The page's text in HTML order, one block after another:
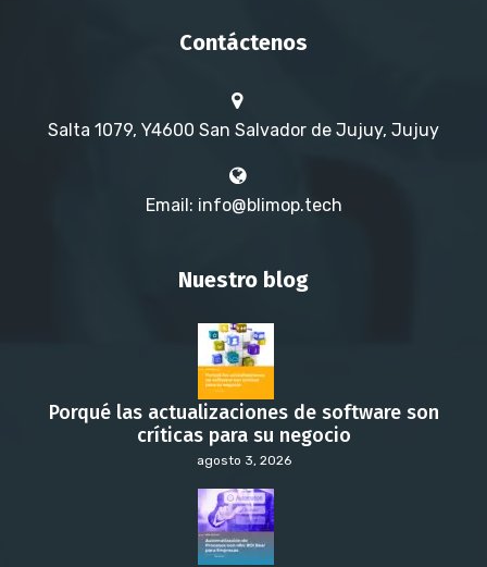
Contáctenos
Salta 1079, Y4600 San Salvador de Jujuy, Jujuy
Email: info@blimop.tech
Nuestro blog
Porqué las actualizaciones de software son
críticas para su negocio
agosto 3, 2026